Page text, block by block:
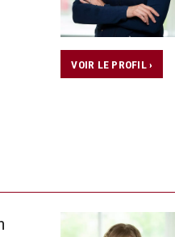
VOIR LE PROFIL ›